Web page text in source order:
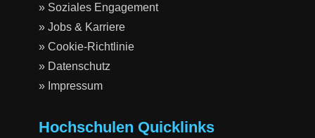
» Soziales Engagement
» Jobs & Karriere
» Cookie-Richtlinie
» Datenschutz
» Impressum
Hochschulen Quicklinks